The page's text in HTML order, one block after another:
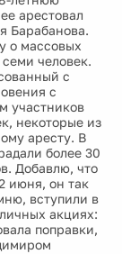
арестовал
Барабанова.
о массовых
человек.
с
с
участников
некоторые из
аресту. В
более 30
Добавлю, что
июня, он так
вступили в
акциях:
поправки,